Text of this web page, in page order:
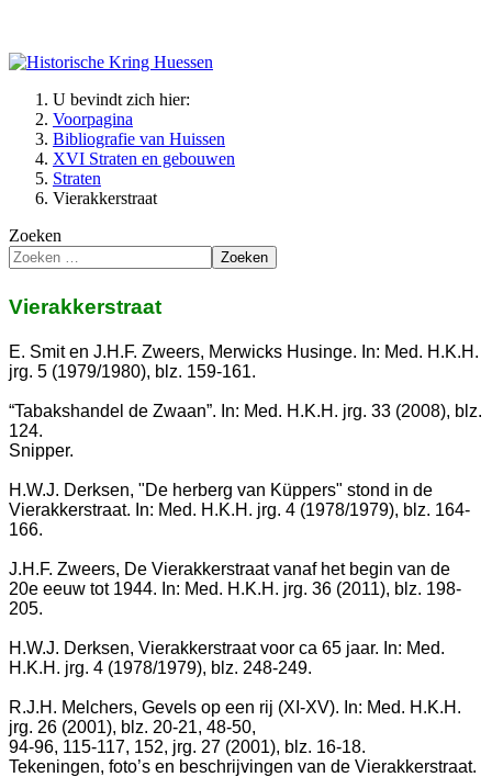
U bevindt zich hier:
Voorpagina
Bibliografie van Huissen
XVI Straten en gebouwen
Straten
Vierakkerstraat
Zoeken
Zoeken
Vierakkerstraat
E. Smit en J.H.F. Zweers, Merwicks Husinge. In: Med. H.K.H.
jrg. 5 (1979/1980), blz. 159-161.
“Tabakshandel de Zwaan”. In: Med. H.K.H. jrg. 33 (2008), blz.
124.
Snipper.
H.W.J. Derksen, "De herberg van Küppers" stond in de
Vierakkerstraat. In: Med. H.K.H. jrg. 4 (1978/1979), blz. 164-
166.
J.H.F. Zweers, De Vierakkerstraat vanaf het begin van de
20e eeuw tot 1944. In: Med. H.K.H. jrg. 36 (2011), blz. 198-
205.
H.W.J. Derksen, Vierakkerstraat voor ca 65 jaar. In: Med.
H.K.H. jrg. 4 (1978/1979), blz. 248-249.
R.J.H. Melchers, Gevels op een rij (XI-XV). In: Med. H.K.H.
jrg. 26 (2001), blz. 20-21, 48-50,
94-96, 115-117, 152, jrg. 27 (2001), blz. 16-18.
Tekeningen, foto’s en beschrijvingen van de Vierakkerstraat.